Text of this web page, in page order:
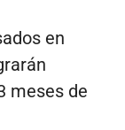
en
meses de